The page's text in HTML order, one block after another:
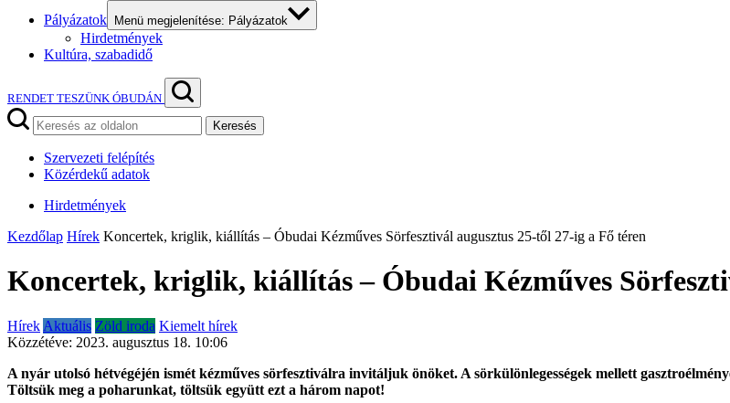
Pályázatok
Menü megjelenítése: Pályázatok
Hirdetmények
Kultúra, szabadidő
RENDET TESZÜNK ÓBUDÁN
Keresés
Szervezeti felépítés
Közérdekű adatok
Hirdetmények
Kezdőlap Hírek Koncertek, kriglik, kiállítás – Óbudai Kézműves Sörfesztivál augusztus 25-től 27-ig a Fő téren
Koncertek, kriglik, kiállítás – Óbudai Kézműves
Hírek Aktuális Zöld iroda Kiemelt hírek
Közzétéve: 2023. augusztus 18. 10:06
A nyár utolsó hétvégéjén ismét kézműves sörfesztiválra invitáljuk önöket. A sörkülönlegességek mellett
Töltsük meg a poharunkat, töltsük együtt ezt a három napot!